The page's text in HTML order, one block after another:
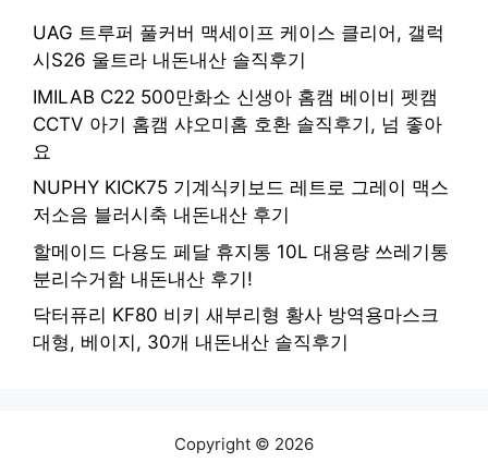
UAG 트루퍼 풀커버 맥세이프 케이스 클리어, 갤럭
시S26 울트라 내돈내산 솔직후기
IMILAB C22 500만화소 신생아 홈캠 베이비 펫캠
CCTV 아기 홈캠 샤오미홈 호환 솔직후기, 넘 좋아
요
NUPHY KICK75 기계식키보드 레트로 그레이 맥스
저소음 블러시축 내돈내산 후기
할메이드 다용도 페달 휴지통 10L 대용량 쓰레기통
분리수거함 내돈내산 후기!
닥터퓨리 KF80 비키 새부리형 황사 방역용마스크
대형, 베이지, 30개 내돈내산 솔직후기
Copyright © 2026